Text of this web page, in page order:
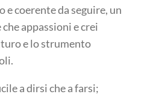
coerente da seguire, un
appassioni e crei
e lo strumento
a dirsi che a farsi;